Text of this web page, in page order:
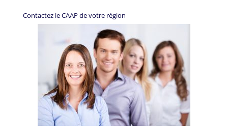
Contactez le CAAP de votre région